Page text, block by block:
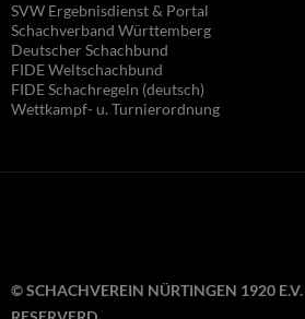
SVW Ergebnisdienst & Portal
Schachverband Württemberg
Deutscher Schachbund
FIDE Weltschachbund
FIDE Schachregeln (deutsch)
Wettkampf- u. Turnierordnung
© SCHACHVEREIN NÜRTINGEN 1920